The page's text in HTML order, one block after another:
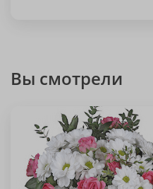
Вы смотрели